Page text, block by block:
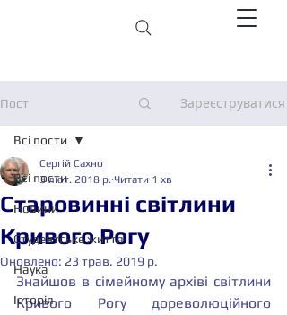
Пост Зареєструватися
Всі пости
Новини
Студентське життя
Наука
Історія
Всі пости
Старовинні світлини
Кривого Рогу
Сергій Сахно
3 лют. 2018 р. Читати 1 хв
Оновлено: 23 трав. 2019 р.
Знайшов в сімейному архіві світлини
Кривого Рогу дореволюційного